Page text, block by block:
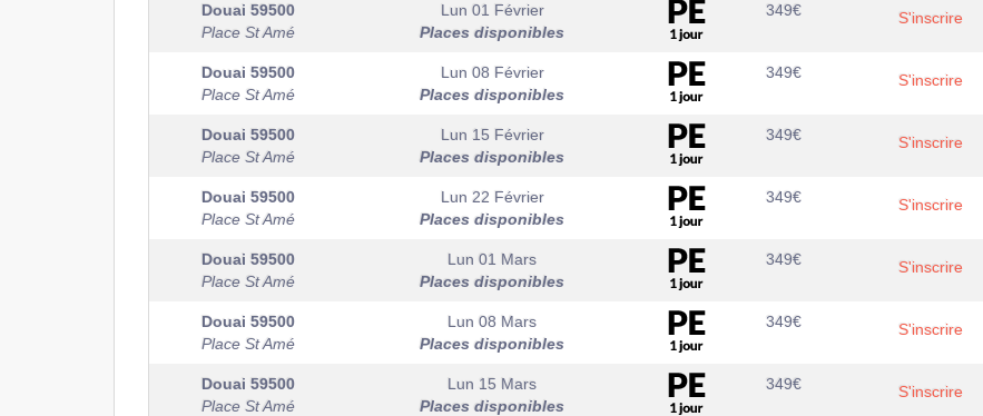
Douai 59500
Place St Amé
Lun 01 Février
Places disponibles
349€ S'inscrire
Douai 59500
Place St Amé
Lun 08 Février
Places disponibles
349€ S'inscrire
Douai 59500
Place St Amé
Lun 15 Février
Places disponibles
349€ S'inscrire
Douai 59500
Place St Amé
Lun 22 Février
Places disponibles
349€ S'inscrire
Douai 59500
Place St Amé
Lun 01 Mars
Places disponibles
349€ S'inscrire
Douai 59500
Place St Amé
Lun 08 Mars
Places disponibles
349€ S'inscrire
Douai 59500
Place St Amé
Lun 15 Mars
Places disponibles
349€ S'inscrire